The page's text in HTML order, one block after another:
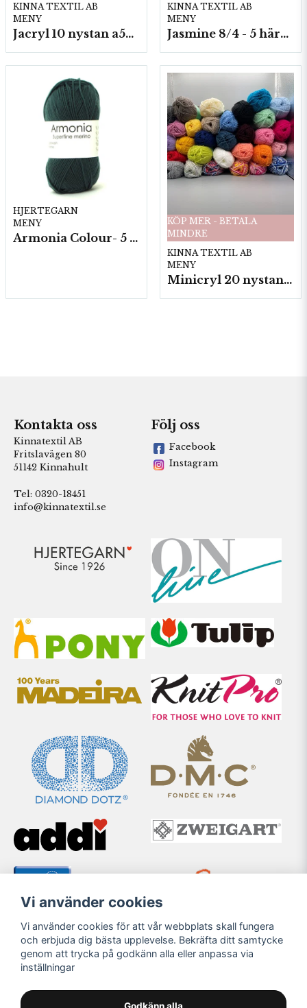
KINNA TEXTIL AB
MENY
Jacryl 10 nystan a50g./fp.
KINNA TEXTIL AB
MENY
Jasmine 8/4 - 5 härvor a200g./fp.
HJERTEGARN
MENY
Armonia Colour- 5 härv/fp. a100 g.
KÖP MER - BETALA
MINDRE
KINNA TEXTIL AB
MENY
Minicryl 20 nystan a25g./fp.
Kontakta oss
Kinnatextil AB
Fritslavägen 80
51142 Kinnahult
Tel: 0320-18451
info@kinnatextil.se
Följ oss
Facebook
Instagram
Vi använder cookies
Vi använder cookies för att vår webbplats skall fungera
och erbjuda dig bästa upplevelse. Bekräfta ditt samtycke
genom att trycka på godkänn alla eller anpassa via
inställningar
Godkänn alla